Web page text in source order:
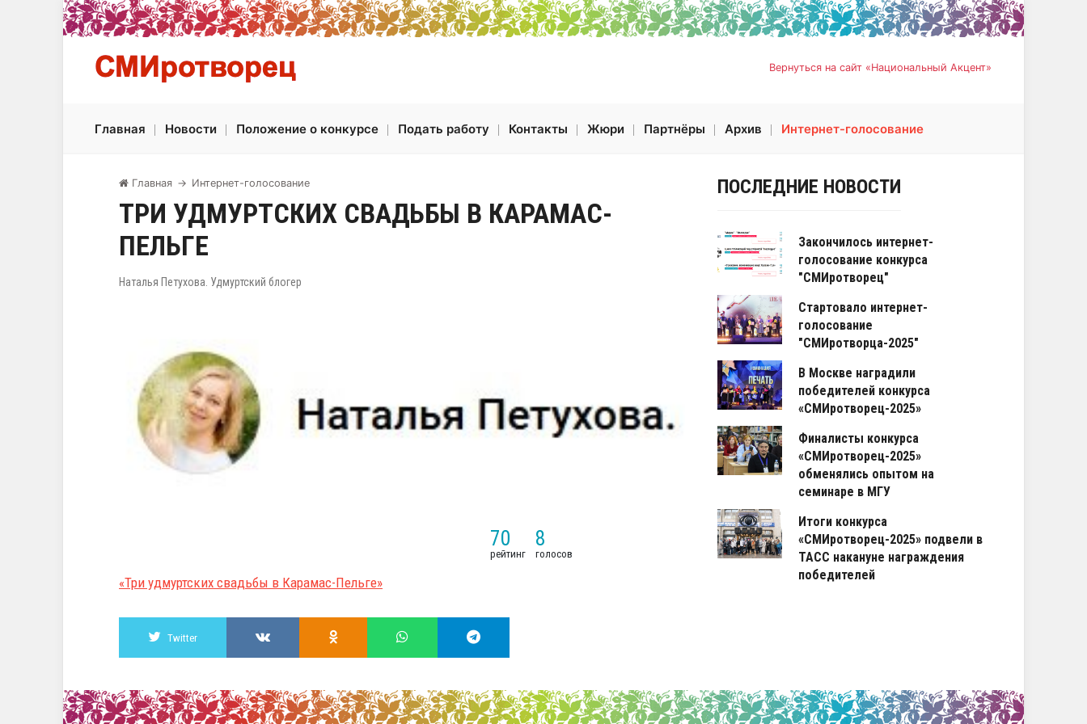
Вернуться на сайт «Национальный Акцент»
Главная Новости Положение о конкурсе Подать работу Контакты Жюри Партнёры Архив Интернет-голосование
Главная → Интернет-голосование
ТРИ УДМУРТСКИХ СВАДЬБЫ В КАРАМАС-
ПЕЛЬГЕ
Наталья Петухова. Удмуртский блогер
70
рейтинг
8
голосов
«Три удмуртских свадьбы в Карамас-Пельге»
Twitter
ПОСЛЕДНИЕ НОВОСТИ
Закончилось интернет-
голосование конкурса
"СМИротворец"
Стартовало интернет-
голосование
"СМИротворца-2025"
В Москве наградили
победителей конкурса
«СМИротворец-2025»
Финалисты конкурса
«СМИротворец-2025»
обменялись опытом на
семинаре в МГУ
Итоги конкурса
«СМИротворец-2025» подвели в
ТАСС накануне награждения
победителей